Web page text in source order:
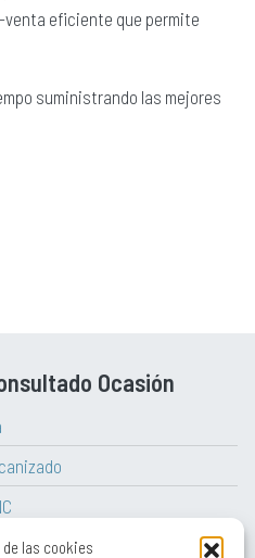
las cookies
venta eficiente que permite
suministrando las mejores
Ocasión